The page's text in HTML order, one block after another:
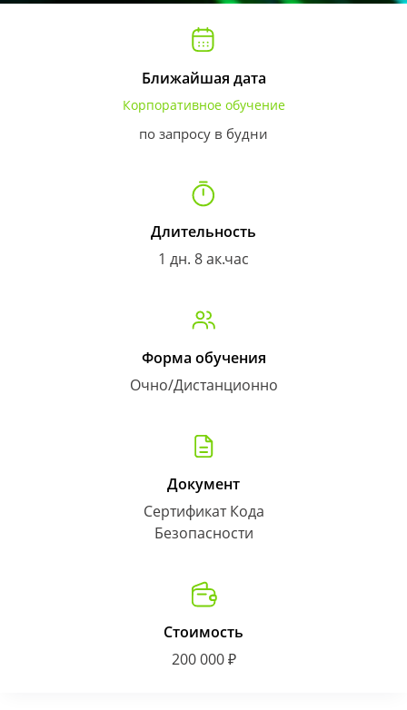
Ближайшая дата
Корпоративное обучение
по запросу в будни
Длительность
1 дн. 8 ак.час
Форма обучения
Очно/Дистанционно
Документ
Сертификат Кода
Безопасности
Стоимость
200 000 ₽